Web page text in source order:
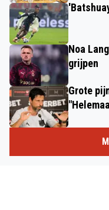
Noa
grijpen
Grote